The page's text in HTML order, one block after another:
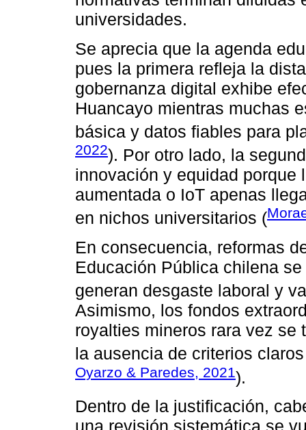
universidades.
Se aprecia que la agenda
pues la primera refleja la
gobernanza digital exhibe
Huancayo mientras muchas
básica y datos fiables para
2022). Por otro lado, la
innovación y equidad
aumentada o IoT apenas
en nichos universitarios (
En consecuencia, reformas
Educación Pública chilena
generan desgaste laboral y
Asimismo, los fondos
royalties mineros rara vez se
la ausencia de criterios
Oyarzo & Paredes, 2021).
Dentro de la justificación,
una revisión sistemática se